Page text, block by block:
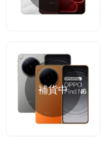
補貨中